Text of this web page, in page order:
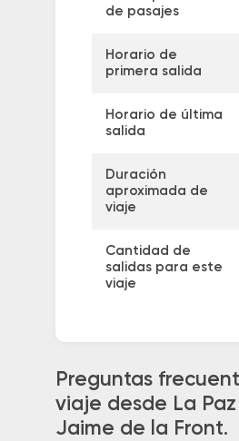
de pasajes
Horario de
primera salida
Horario de última
salida
Duración
aproximada de
viaje
Cantidad de
salidas para este
viaje
Preguntas
viaje desde La Paz
Jaime de la Front.